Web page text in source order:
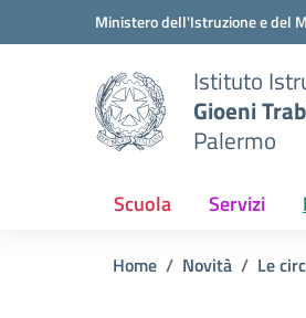
Vai ai contenuti
Vai al menu di navigazioneMinistero dell'Istruzione e del
Istituto
Gioeni
Palermo
Scuola Servizi
Home Novità Le